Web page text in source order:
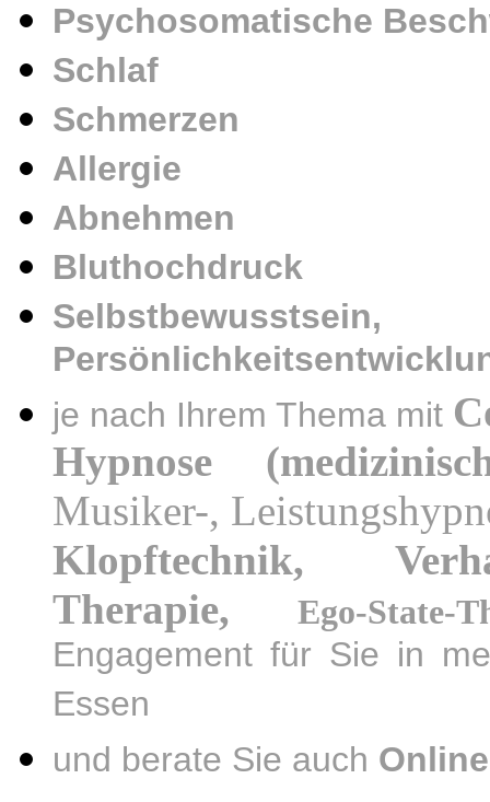
Psychosomatische
Schlaf
Schmerzen
Allergie
Abnehmen
Bluthochdruck
je nach Ihrem Thema mit
Hypnose
Musiker-,
Klopftechnik,
Therapie, Ego-State-
Engagement für Sie in
Essen
und berate Sie auch Online